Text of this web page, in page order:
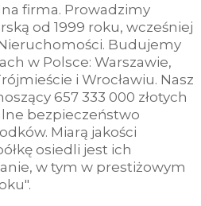
firma. Prowadzimy
od 1999 roku, wcześniej
Budujemy
w Polsce: Warszawie,
i Wrocławiu. Nasz
657 333 000 złotych
bezpieczeństwo
Miarą jakości
osiedli jest ich
w tym w prestiżowym